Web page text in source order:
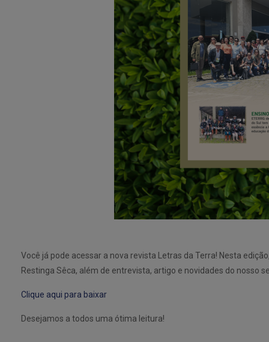
Você já pode acessar a nova revista Letras da Terra! Nesta
Restinga Sêca, além de entrevista, artigo e novidades do nosso
Clique aqui para baixar
Desejamos a todos uma ótima leitura!